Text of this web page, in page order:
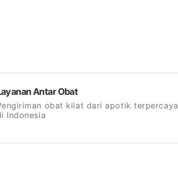
Antar Obat
obat kilat dari apotik terpercaya
Indonesia